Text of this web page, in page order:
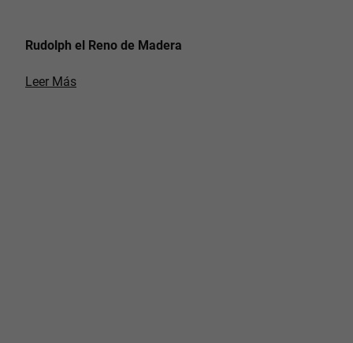
Rudolph el Reno de Madera
Leer Más